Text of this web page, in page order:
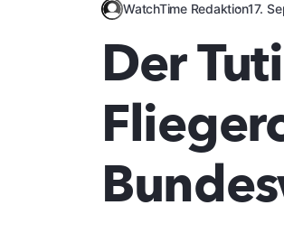
WatchTime Redaktion17.
Der